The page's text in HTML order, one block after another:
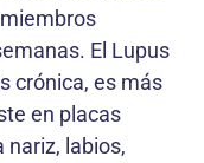
El Lupus
crónica, es más
en placas
nariz, labios,